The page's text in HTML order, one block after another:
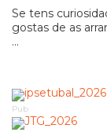
Se tens
gostas de as
...
Pub